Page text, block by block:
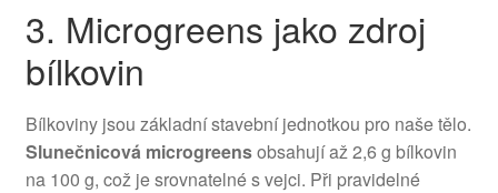
3. Microgreens jako zdroj
bílkovin
Bílkoviny jsou základní stavební jednotkou pro naše tělo.
Slunečnicová microgreensobsahují až 2,6 g bílkovin
na 100 g, což je srovnatelné s vejci. Při pravidelné